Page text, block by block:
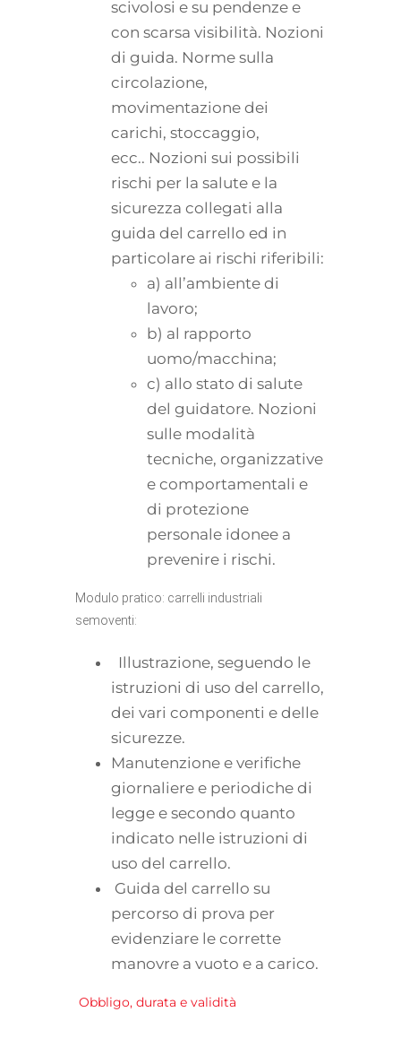
scivolosi e su pendenze e
con scarsa visibilità. Nozioni
di guida. Norme sulla
circolazione,
movimentazione dei
carichi, stoccaggio,
ecc.. Nozioni sui possibili
rischi per la salute e la
sicurezza collegati alla
guida del carrello ed in
particolare ai rischi riferibili:
a) all’ambiente di
lavoro;
b) al rapporto
uomo/macchina;
c) allo stato di salute
del guidatore. Nozioni
sulle modalità
tecniche, organizzative
e comportamentali e
di protezione
personale idonee a
prevenire i rischi.
Modulo pratico: carrelli industriali
semoventi:
Illustrazione, seguendo le
istruzioni di uso del carrello,
dei vari componenti e delle
sicurezze.
Manutenzione e verifiche
giornaliere e periodiche di
legge e secondo quanto
indicato nelle istruzioni di
uso del carrello.
Guida del carrello su
percorso di prova per
evidenziare le corrette
manovre a vuoto e a carico.
Obbligo, durata e validità